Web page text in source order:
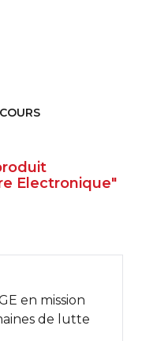
Electronique"
en mission
de lutte